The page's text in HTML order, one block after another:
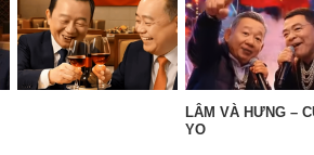
LÂM VÀ HƯNG –
YO